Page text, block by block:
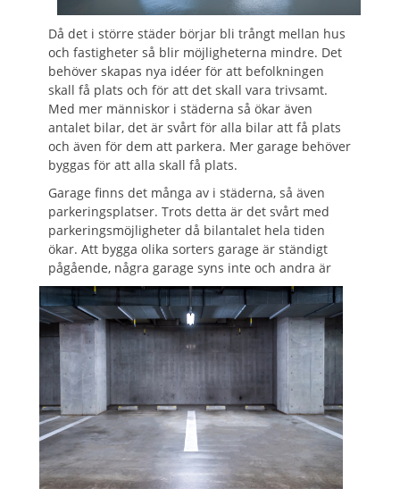
Då det i större städer börjar bli trångt mellan hus
och fastigheter så blir möjligheterna mindre. Det
behöver skapas nya idéer för att befolkningen
skall få plats och för att det skall vara trivsamt.
Med mer människor i städerna så ökar även
antalet bilar, det är svårt för alla bilar att få plats
och även för dem att parkera. Mer garage behöver
byggas för att alla skall få plats.
Garage finns det många av i städerna, så även
parkeringsplatser. Trots detta är det svårt med
parkeringsmöjligheter då bilantalet hela tiden
ökar. Att bygga olika sorters garage är ständigt
pågående, några garage syns inte och andra är